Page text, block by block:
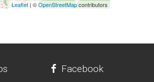
Leaflet | ©OpenStreetMapcontributors
Facebook